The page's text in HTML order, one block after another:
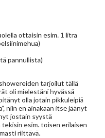
ottaisin esim. 1 litra
pannullista)
tarjoilut tällä
oli mielestäni hyvässä
olla jotain pikkuleipiä
niin en ainakaan itse jäänyt
jostain syystä
esim. toisen erilaisen
riittävä.